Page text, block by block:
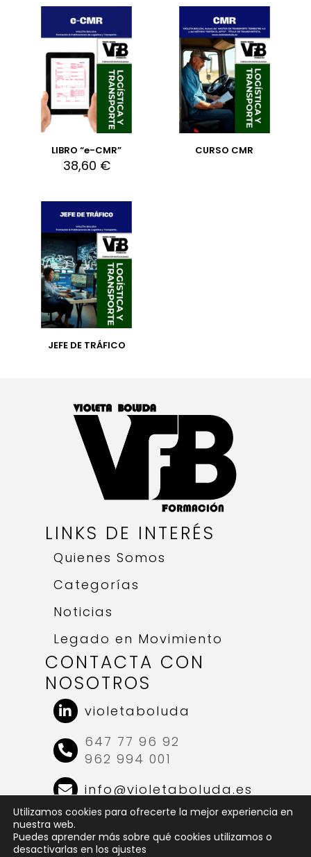
LIBRO “e-CMR”
38,60 €
CURSO CMR
JEFE DE TRÁFICO
LINKS DE INTERÉS
Quienes Somos
Categorías
Noticias
Legado en Movimiento
CONTACTA CON
NOSOTROS
violetaboluda
647 77 96 92
962 994 001
info@violetaboluda.es
© 2025 Violeta Boluda | Todos los derechos
reservados |
Utilizamos cookies para ofrecerte la mejor experiencia en
nuestra web.
Puedes aprender más sobre qué cookies utilizamos o
desactivarlas en los ajustes